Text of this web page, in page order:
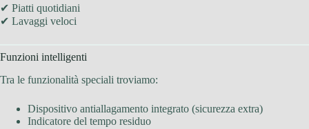
✔ Piatti quotidiani
✔ Lavaggi veloci
Funzioni intelligenti
Tra le funzionalità speciali troviamo:
Dispositivo antiallagamento integrato (sicurezza extra)
Indicatore del tempo residuo